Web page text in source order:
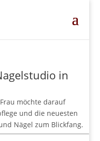
in
möchte darauf
und die neuesten
Nägel zum Blickfang.